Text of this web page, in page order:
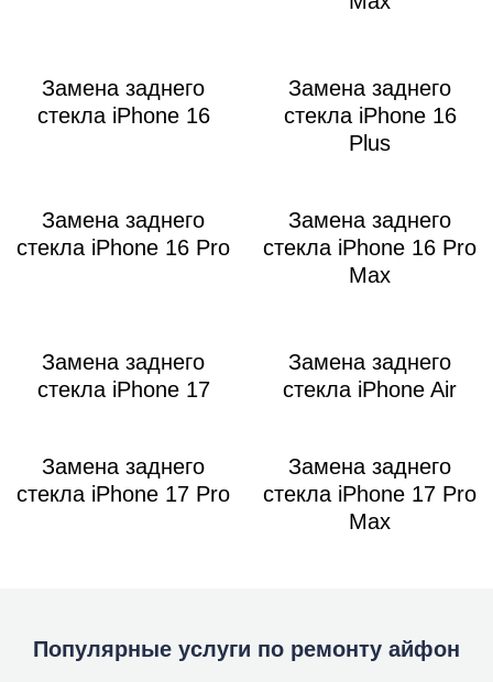
Замена заднего
стекла iPhone 16
Замена заднего
стекла iPhone 16
Plus
Замена заднего
стекла iPhone 16 Pro
Замена заднего
стекла iPhone 16 Pro
Max
Замена заднего
стекла iPhone 17
Замена заднего
стекла iPhone Air
Замена заднего
стекла iPhone 17 Pro
Замена заднего
стекла iPhone 17 Pro
Max
Популярные услуги по ремонту айфон